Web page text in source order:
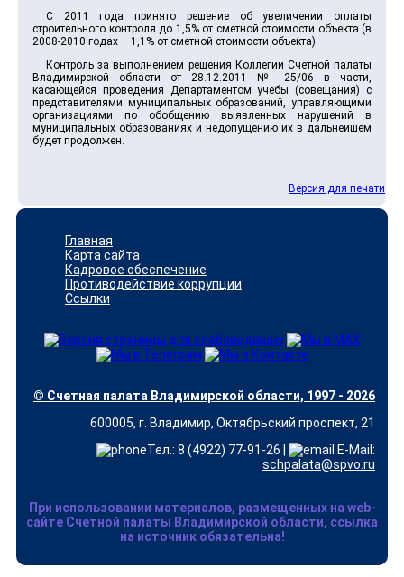
С 2011 года принято решение об увеличении оплаты
строительного контроля до 1,5% от сметной стоимости объекта (в
2008-2010 годах – 1,1% от сметной стоимости объекта).
Контроль за выполнением решения Коллегии Счетной палаты
Владимирской области от 28.12.2011 № 25/06 в части,
касающейся проведения Департаментом учебы (совещания) с
представителями муниципальных образований, управляющими
организациями по обобщению выявленных нарушений в
муниципальных образованиях и недопущению их в дальнейшем
будет продолжен.
Версия для печати
Главная
Карта сайта
Кадровое обеспечение
Противодействие коррупции
Ссылки
© Счетная палата Владимирской области, 1997 - 2026
600005, г. Владимир, Октябрьский проспект, 21
Тел.: 8 (4922) 77-91-26 |
E-Mail:
schpalata@spvo.ru
При использовании материалов, размещенных на web-
сайте Счетной палаты Владимирской области, ссылка
на источник обязательна!